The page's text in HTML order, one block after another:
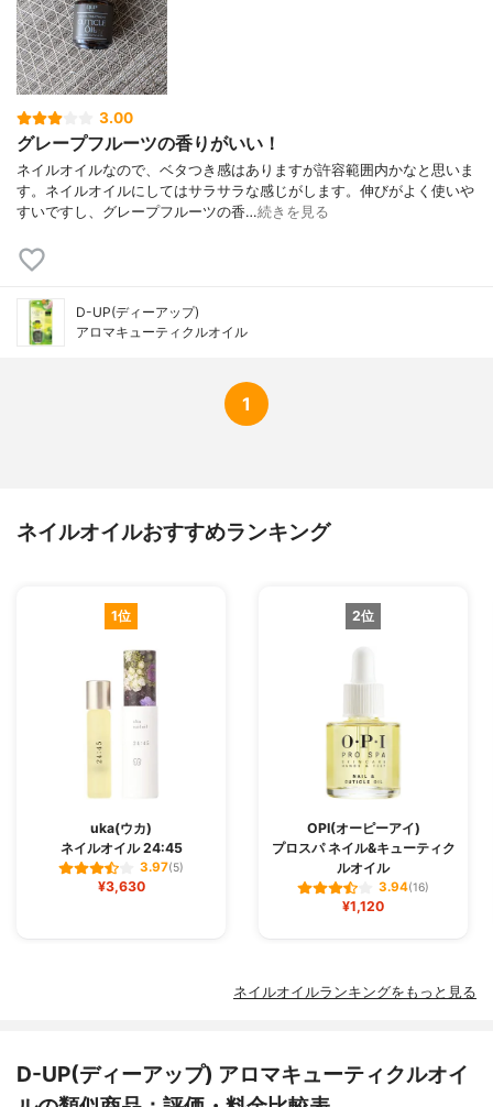
3.00
グレープフルーツの香りがいい！
ネイルオイルなので、ベタつき感はありますが許容範囲内かなと思いま
す。ネイルオイルにしてはサラサラな感じがします。伸びがよく使いや
すいですし、グレープフルーツの香…続きを見る
D-UP(ディーアップ)
アロマキューティクルオイル
1
ネイルオイルおすすめランキング
1位
uka(ウカ)
ネイルオイル 24:45
3.97(5)
¥3,630
2位
OPI(オーピーアイ)
プロスパ ネイル&キューティク
ルオイル
3.94(16)
¥1,120
ネイルオイルランキングをもっと見る
D-UP(ディーアップ) アロマキューティクルオイ